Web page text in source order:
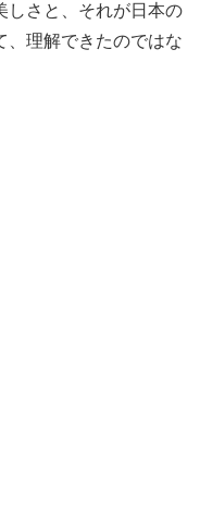
しさと、それが日本の
、理解できたのではな